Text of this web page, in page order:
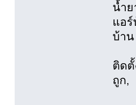
น้ำย
แอร์
บ้า
ติด
ถูก,